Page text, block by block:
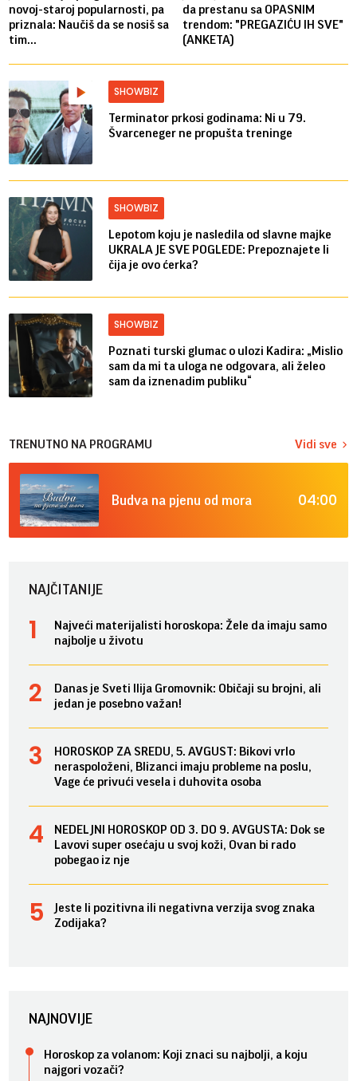
novoj-staroj popularnosti, pa
priznala: Naučiš da se nosiš sa
tim...
da prestanu sa OPASNIM
trendom: "PREGAZIĆU IH SVE"
(ANKETA)
SHOWBIZ
Terminator prkosi godinama: Ni u 79.
Švarceneger ne propušta treninge
SHOWBIZ
Lepotom koju je nasledila od slavne majke
UKRALA JE SVE POGLEDE: Prepoznajete li
čija je ovo ćerka?
SHOWBIZ
Poznati turski glumac o ulozi Kadira: „Mislio
sam da mi ta uloga ne odgovara, ali želeo
sam da iznenadim publiku“
TRENUTNO NA PROGRAMU Vidi sve
Budva na pjenu od mora 04:00
NAJČITANIJE
Najveći materijalisti horoskopa: Žele da imaju samo
najbolje u životu
Danas je Sveti Ilija Gromovnik: Običaji su brojni, ali
jedan je posebno važan!
HOROSKOP ZA SREDU, 5. AVGUST: Bikovi vrlo
neraspoloženi, Blizanci imaju probleme na poslu,
Vage će privući vesela i duhovita osoba
NEDELJNI HOROSKOP OD 3. DO 9. AVGUSTA: Dok se
Lavovi super osećaju u svoj koži, Ovan bi rado
pobegao iz nje
Jeste li pozitivna ili negativna verzija svog znaka
Zodijaka?
NAJNOVIJE
Horoskop za volanom: Koji znaci su najbolji, a koju
najgori vozači?